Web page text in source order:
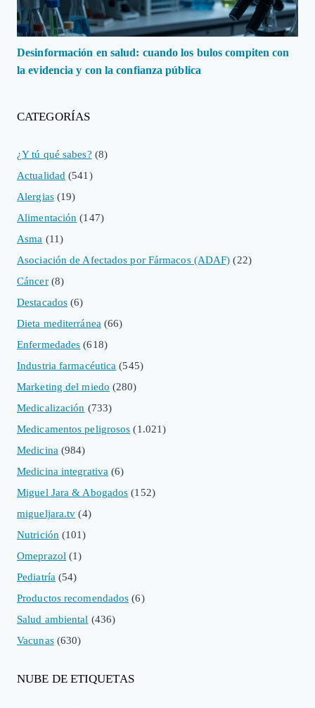
Desinformación en salud: cuando los bulos compiten con
la evidencia y con la confianza pública
CATEGORÍAS
¿Y tú qué sabes? (8)
Actualidad (541)
Alergias(19)
Alimentación (147)
Asma (11)
Asociación de Afectados por Fármacos (ADAF) (22)
Cáncer(8)
Destacados (6)
Dieta mediterránea (66)
Enfermedades (618)
Industria farmacéutica (545)
Marketing del miedo (280)
Medicalización (733)
Medicamentos peligrosos (1.021)
Medicina (984)
Medicina integrativa (6)
Miguel Jara & Abogados (152)
migueljara.tv (4)
Nutrición (101)
Omeprazol (1)
Pediatría (54)
Productos recomendados (6)
Salud ambiental (436)
Vacunas(630)
NUBE DE ETIQUETAS